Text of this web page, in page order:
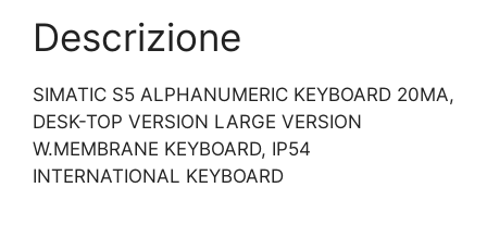
Descrizione
SIMATIC S5 ALPHANUMERIC KEYBOARD 20MA,
DESK-TOP VERSION LARGE VERSION
W.MEMBRANE KEYBOARD, IP54
INTERNATIONAL KEYBOARD